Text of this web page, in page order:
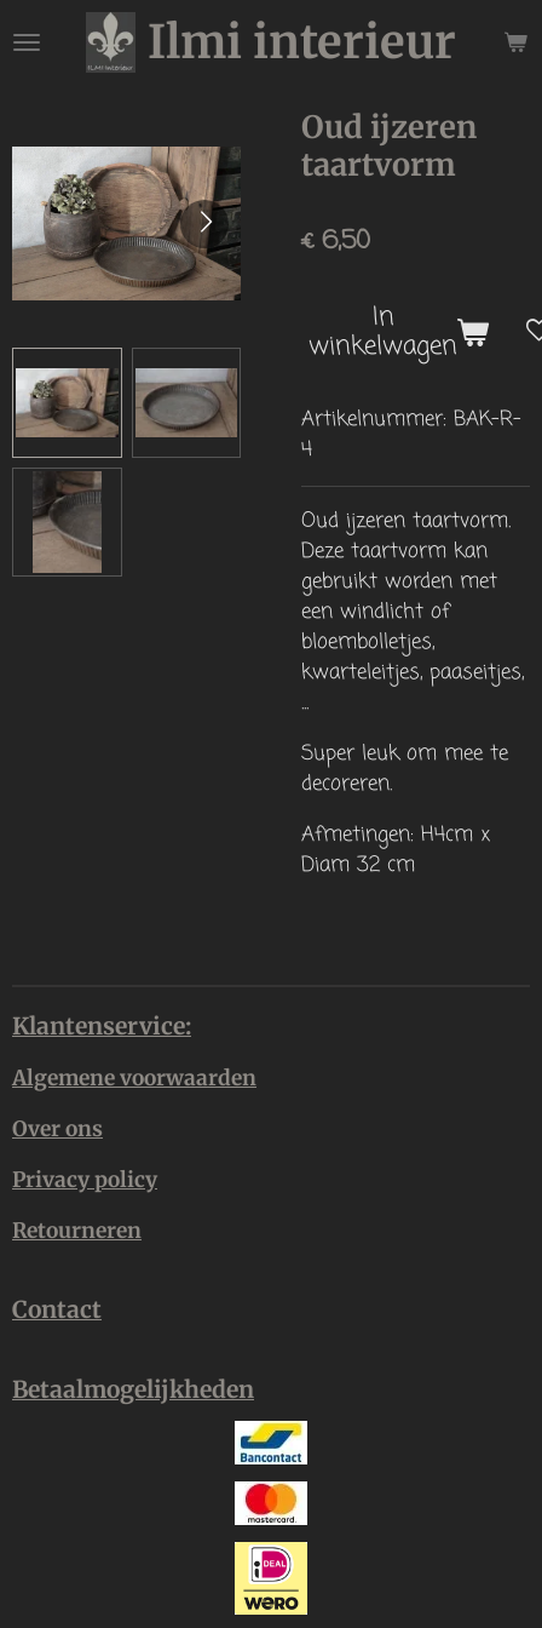
direct
hoofdinhoud
Ilmi interieur
Oud ijzeren
taartvorm
€ 6,50
In
winkelwagen
Artikelnummer: BAK-R-
4
Oud ijzeren taartvorm.
Deze taartvorm kan
gebruikt worden met
een windlicht of
bloembolletjes,
kwarteleitjes, paaseitjes,
...
Super leuk om mee te
decoreren.
Afmetingen: H4cm x
Diam 32 cm
Klantenservice:
Algemene voorwaarden
Over ons
Privacy policy
Retourneren
Contact
Betaalmogelijkheden